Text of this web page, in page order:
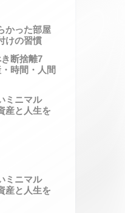
かった部屋
けの習慣
断捨離7
時間・人間
ミニマル
産と人生を
ミニマル
産と人生を